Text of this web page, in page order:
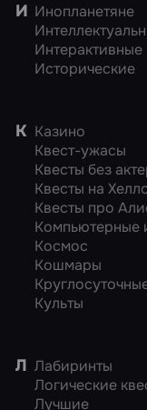
И Инопланетяне
Интерактивные
Исторические
К Казино
Квест-ужасы
Квесты без
Квесты на
Квесты про
Компьютерные
Космос
Кошмары
Культы
Л Лабиринты
Логические
Лучшие